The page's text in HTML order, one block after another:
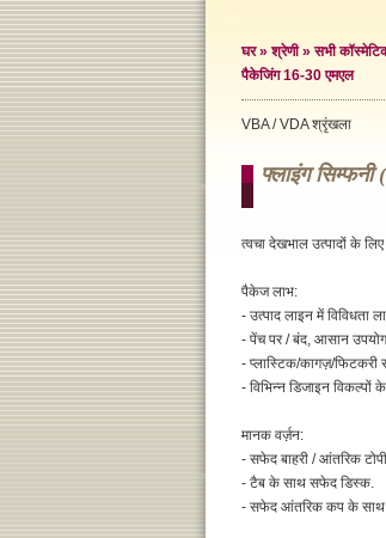
घर»श्रेणी»सभी
पैकेजिंग 16-30 एमएल
VBA / VDA श्रृंखला
फ्लाइंग
त्वचा देखभाल उत्पादों के
पैकेज लाभ:
- उत्पाद लाइन में विविधता
- पेंच पर / बंद, आसान
- प्लास्टिक/कागज़/फिटकरी
- विभिन्न डिजाइन विकल्पों
मानक वर्ज़न:
- सफेद बाहरी / आंतरिक
- टैब के साथ सफेद डिस्क.
- सफेद आंतरिक कप के साथ